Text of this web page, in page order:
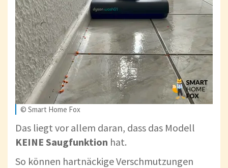
© Smart Home Fox
Das liegt vor allem daran, dass das Modell
KEINE Saugfunktion hat.
So können hartnäckige Verschmutzungen